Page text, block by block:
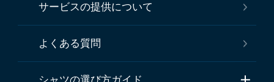
サービスの提供について
よくある質問